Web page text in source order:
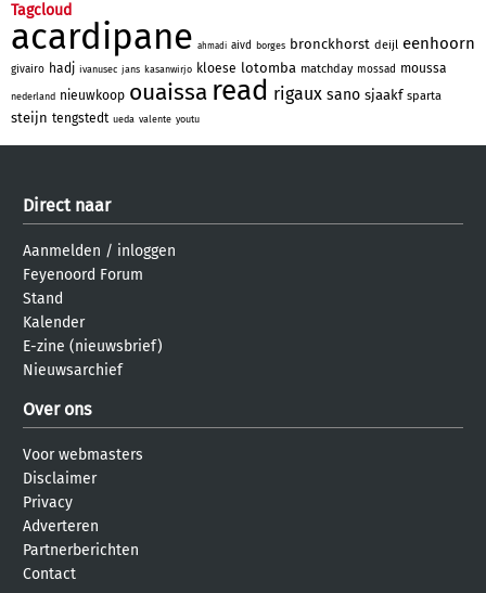
Tagcloud
acardipane ahmadi aivd borges bronckhorst deijl eenhoorn
givairo hadj ivanusec jans kasanwirjo kloese lotomba matchday mossad moussa
nederland nieuwkoop ouaissa read rigaux sano sjaakf sparta
steijn tengstedt ueda valente youtu
Direct naar
Aanmelden / inloggen
Feyenoord Forum
Stand
Kalender
E-zine (nieuwsbrief)
Nieuwsarchief
Over ons
Voor webmasters
Disclaimer
Privacy
Adverteren
Partnerberichten
Contact